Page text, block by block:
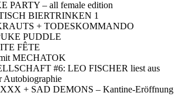
PARTY – all female edition
BIERTRINKEN 1
+ TODESKOMMANDO
PUDDLE
FÊTE
MECHATOK
#6: LEO FISCHER liest aus
Autobiographie
+ SAD DEMONS – Kantine-Eröffnung